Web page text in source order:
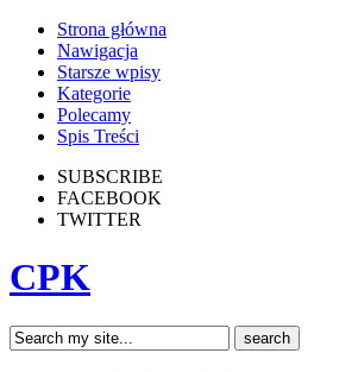
Strona główna
Nawigacja
Starsze wpisy
Kategorie
Polecamy
Spis Treści
SUBSCRIBE
FACEBOOK
TWITTER
CPK